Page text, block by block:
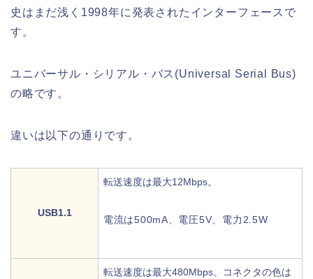
史はまだ浅く1998年に発表されたインターフェースで
す。
ユニバーサル・シリアル・バス(Universal Serial Bus)
の略です。
違いは以下の通りです。
USB1.1
転送速度は最大12Mbps。
電流は500mA、電圧5V、電力2.5W
転送速度は最大480Mbps。コネクタの色は